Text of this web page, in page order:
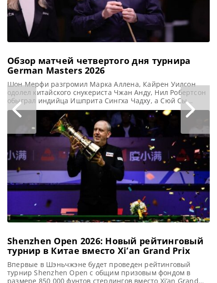
Обзор матчей четвертого дня турнира
German Masters 2026
Шон Мерфи разгромил Марка Аллена, Кайрен Уилсон
одолел китайского снукериста Чжан Анду, Нил Робертсон
обыграл индийца Ишприта Сингха Чадху, а Сюй Сы
потерпел поражение от Аллистера Картера в 1/8 финала
на турнире German Masters 2026 в Берлине, сообщает
WST В Берлине Шон Мерфи уверенно продвигается к
своему первому титулу Чемпиона на турнире German
Masters 2026,
Shenzhen Open 2026: Новый рейтинговый
турнир в Китае вместо Xi’an Grand Prix
Впервые в Шэньчжэне будет проведен рейтинговый
турнир Shenzhen Open с общим призовым фондом в
размере 850 000 фунтов стерлингов вместо Xi’an Grand